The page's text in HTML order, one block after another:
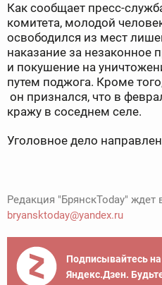
Как сообщает пресс-
комитета, молодой
освободился из мест
наказание за
и покушение на
путем поджога. Кроме
он признался, что в
кражу в соседнем селе.
Уголовное дело
Редакция "БрянскToday"
bryansktoday@yandex.ru
Подписывайтесь
Яндекс.Дзен.